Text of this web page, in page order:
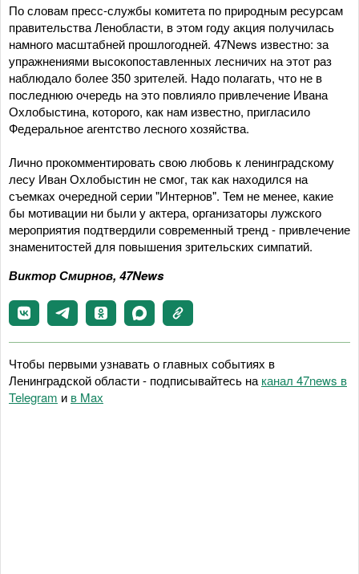
По словам пресс-службы комитета по природным ресурсам
правительства Ленобласти, в этом году акция получилась
намного масштабней прошлогодней. 47News известно: за
упражнениями высокопоставленных лесничих на этот раз
наблюдало более 350 зрителей. Надо полагать, что не в
последнюю очередь на это повлияло привлечение Ивана
Охлобыстина, которого, как нам известно, пригласило
Федеральное агентство лесного хозяйства.
Лично прокомментировать свою любовь к ленинградскому
лесу Иван Охлобыстин не смог, так как находился на
съемках очередной серии "Интернов". Тем не менее, какие
бы мотивации ни были у актера, организаторы лужского
мероприятия подтвердили современный тренд - привлечение
знаменитостей для повышения зрительских симпатий.
Виктор Смирнов, 47News
Чтобы первыми узнавать о главных событиях в
Ленинградской области - подписывайтесь на канал 47news в
Telegram и в Maх